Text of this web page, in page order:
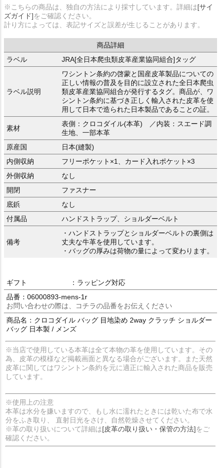
※こちらの商品は、独自の方法により採寸しています。詳細は[サイ
ズガイド]をご確認ください。
計り方によっては、表記サイズと誤差が生じることがあります。
商品詳細
ラベル
JRA[全日本爬虫類皮革産業協同組合]タッグ
ラベル説明
ワシントン条約の啓蒙と国産皮革製品についての
正しい情報の普及を目的に設立された全日本爬虫
類皮革産業協同組合が発行するタグ。商品が、ワ
シントン条約に基づき正しく輸入された皮革を使
用して日本で造られた日本製品であることの証。
素材
表側：クロコダイル(本革) ／内装：スエード調
生地、一部本革
原産国
日本(縫製)
内側収納
フリーポケット×1、カード入れポケット×3
外側収納
なし
開閉
ファスナー
底鋲
なし
付属品
ハンドストラップ、ショルダーベルト
備考
・ハンドストラップとショルダーベルトの裏側は
丈夫な牛革を使用しています。
・バッグの厚みは荷物の量によって変わります。
ギフト
：ラッピング対応
品番：06000893-mens-1r
お問い合わせの際は、コチラの品番をお伝えください
商品名：クロコダイル バッグ 目地染め 2way クラッチ ショルダー
バッグ 日本製 / メンズ
※当店で使用している本革は全て本物の革を使用しています。その
為、皮革の模様など掲載画面と異なる場合がございます。また天然
皮革に関してはワシントン条約を元に適正に輸入された商品を販売
しています。
※使用上の注意
本革は水分を嫌いますので、もし水に濡れたときには乾いた布で水
分をふき取り、 直射日光をさけ、自然乾燥させてください。
※革の取り扱いについて詳細は[皮革の取り扱い・保管の方法]をご
確認ください。